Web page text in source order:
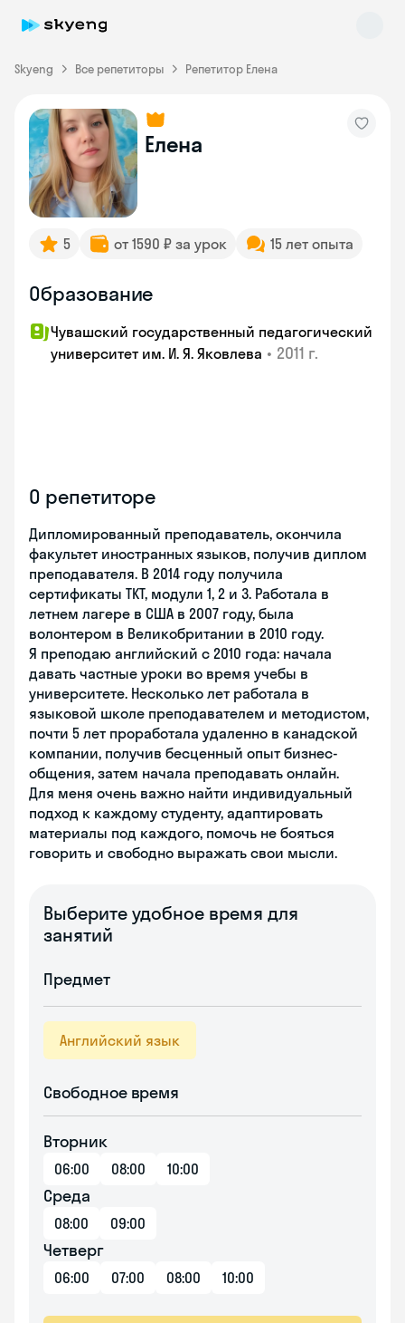
Skyeng Все репетиторы Репетитор Елена
Елена
5 от 1590 ₽ за урок 15 лет опыта
Образование
Чувашский государственный педагогический
университет им. И. Я. Яковлева • 2011 г.
О репетиторе
Дипломированный преподаватель, окончила
факультет иностранных языков, получив диплом
преподавателя. В 2014 году получила
сертификаты TKT, модули 1, 2 и 3. Работала в
летнем лагере в США в 2007 году, была
волонтером в Великобритании в 2010 году.
Я преподаю английский с 2010 года: начала
давать частные уроки во время учебы в
университете. Несколько лет работала в
языковой школе преподавателем и методистом,
почти 5 лет проработала удаленно в канадской
компании, получив бесценный опыт бизнес-
общения, затем начала преподавать онлайн.
Для меня очень важно найти индивидуальный
подход к каждому студенту, адаптировать
материалы под каждого, помочь не бояться
говорить и свободно выражать свои мысли.
Выберите удобное время для
занятий
Предмет
Английский язык
Свободное время
Вторник
06:00 08:00 10:00
Среда
08:00 09:00
Четверг
06:00 07:00 08:00 10:00
Skyeng Chat
online